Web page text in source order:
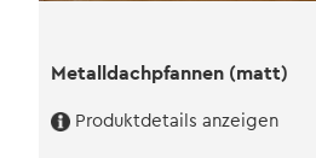
Metalldachpfannen (matt)
Produktdetails anzeigen